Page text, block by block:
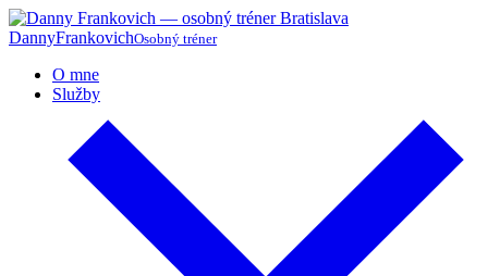
DannyFrankovichOsobný tréner
O mne
Služby